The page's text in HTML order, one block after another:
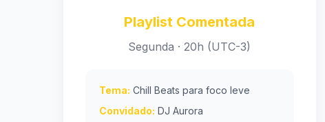
Playlist Comentada
Segunda · 20h (UTC-3)
Tema: Chill Beats para foco leve
Convidado: DJ Aurora